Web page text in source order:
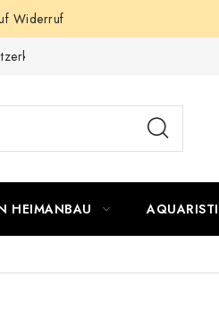
Widerruf
HEIMANBAU